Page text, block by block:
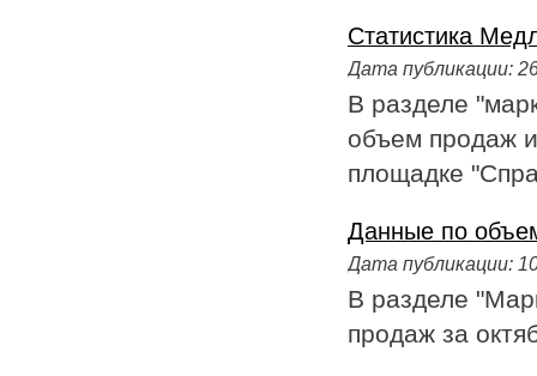
Статистика
Дата публикации:
В разделе
объем продаж
площадке
Данные по
Дата публикации:
В разделе
продаж за